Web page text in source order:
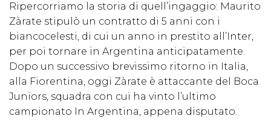
Ripercorriamo la storia di quell’ingaggio: Maurito
Zàrate stipulò un contratto di 5 anni con i
biancocelesti, di cui un anno in prestito all’Inter,
per poi tornare in Argentina anticipatamente.
Dopo un successivo brevissimo ritorno in Italia,
alla Fiorentina, oggi Zàrate è attaccante del Boca
Juniors, squadra con cui ha vinto l’ultimo
campionato In Argentina, appena disputato.